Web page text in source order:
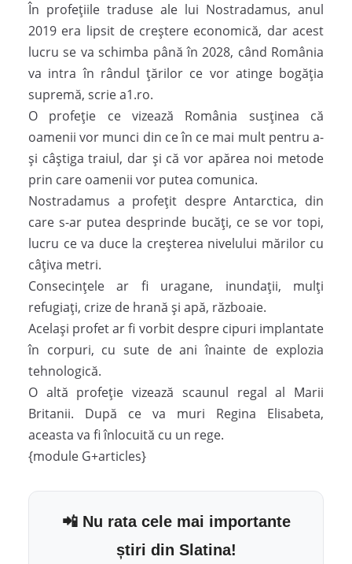
În profeţiile traduse ale lui Nostradamus, anul
2019 era lipsit de creştere economică, dar acest
lucru se va schimba până în 2028, când România
va intra în rândul ţărilor ce vor atinge bogăţia
supremă, scrie a1.ro.
O profeţie ce vizează România susţinea că
oamenii vor munci din ce în ce mai mult pentru a-
şi câştiga traiul, dar şi că vor apărea noi metode
prin care oamenii vor putea comunica.
Nostradamus a profeţit despre Antarctica, din
care s-ar putea desprinde bucăţi, ce se vor topi,
lucru ce va duce la creşterea nivelului mărilor cu
câţiva metri.
Consecinţele ar fi uragane, inundaţii, mulţi
refugiaţi, crize de hrană şi apă, războaie.
Acelaşi profet ar fi vorbit despre cipuri implantate
în corpuri, cu sute de ani înainte de explozia
tehnologică.
O altă profeţie vizează scaunul regal al Marii
Britanii. După ce va muri Regina Elisabeta,
aceasta va fi înlocuită cu un rege.
{module G+articles}
📲 Nu rata cele mai importante
știri din Slatina!